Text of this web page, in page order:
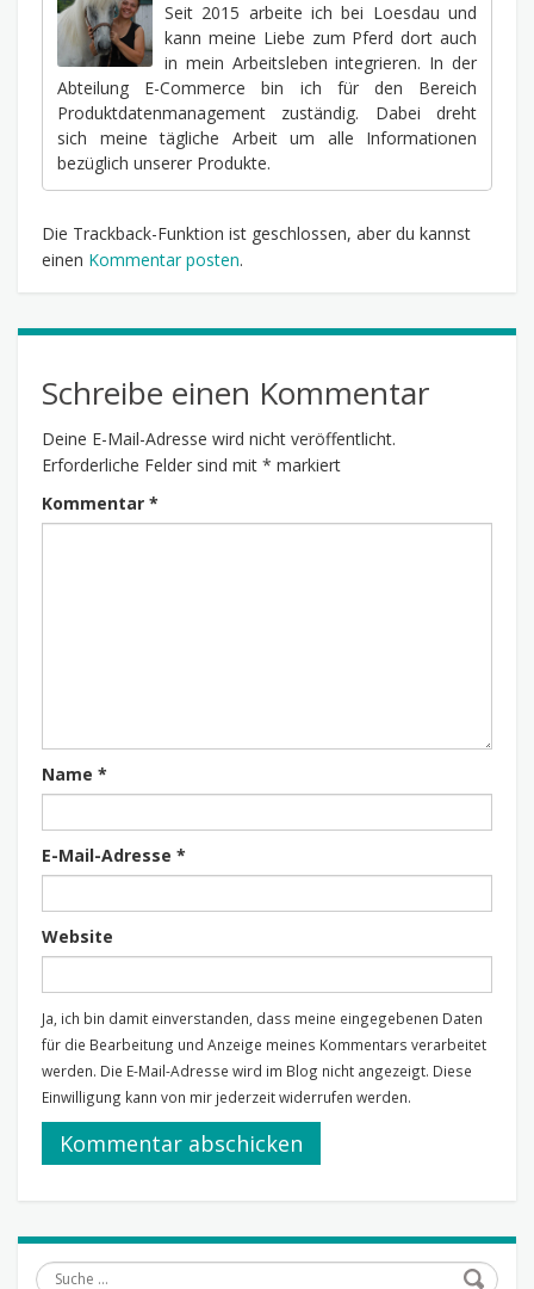
Seit 2015 arbeite ich bei Loesdau und
kann meine Liebe zum Pferd dort auch
in mein Arbeitsleben integrieren. In der
Abteilung E-Commerce bin ich für den Bereich
Produktdatenmanagement zuständig. Dabei dreht
sich meine tägliche Arbeit um alle Informationen
bezüglich unserer Produkte.
Die Trackback-Funktion ist geschlossen, aber du kannst
einen Kommentar posten.
Schreibe einen Kommentar
Deine E-Mail-Adresse wird nicht veröffentlicht.
Erforderliche Felder sind mit * markiert
Kommentar *
Name *
E-Mail-Adresse *
Website
Ja, ich bin damit einverstanden, dass meine eingegebenen Daten
für die Bearbeitung und Anzeige meines Kommentars verarbeitet
werden. Die E-Mail-Adresse wird im Blog nicht angezeigt. Diese
Einwilligung kann von mir jederzeit widerrufen werden.
Suche